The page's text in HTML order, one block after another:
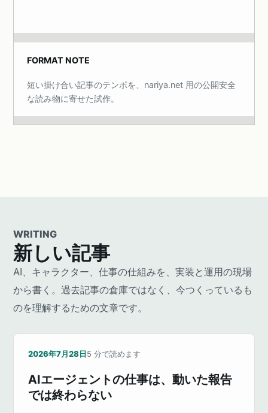
FORMAT NOTE
短い掛け合い記事のテンポを、nariya.net 用の公開安全
な読み物に寄せた試作。
WRITING
新しい記事
AI、キャラクター、仕事の仕組みを、実装と運用の現場
から書く。過去記事の倉庫ではなく、今つくっているも
のを理解するための文章です。
2026年7月28日5 分で読めます
AIエージェントの仕事は、動いた報告
では終わらない